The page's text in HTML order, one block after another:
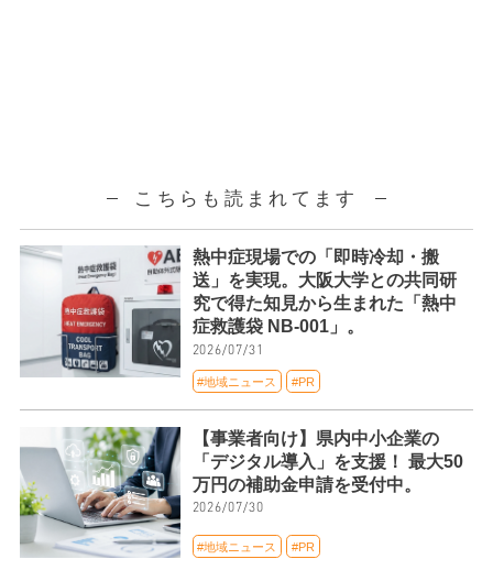
こちらも読まれてます
熱中症現場での「即時冷却・搬
送」を実現。大阪大学との共同研
究で得た知見から生まれた「熱中
症救護袋 NB-001」。
2026/07/31
#地域ニュース #PR
【事業者向け】県内中小企業の
「デジタル導入」を支援！ 最大50
万円の補助金申請を受付中。
2026/07/30
#地域ニュース #PR